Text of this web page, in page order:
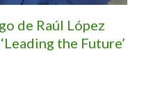
de Raúl López
the Future’